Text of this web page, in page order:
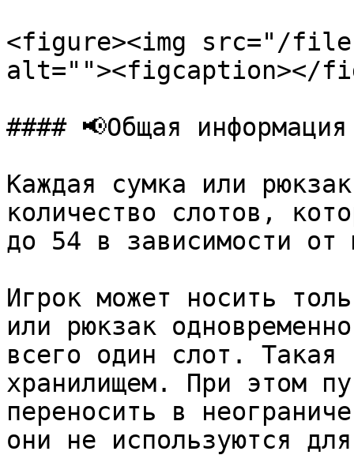
<figure><img src="/files/
alt=""><figcaption></
#### 📢Общая информация
Каждая сумка или
количество слотов,
до 54 в зависимости от
Игрок может носить
или рюкзак
всего один слот. Такая
хранилищем. При этом
переносить в
они не используются